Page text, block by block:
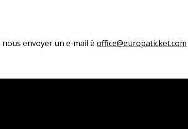
nous envoyer un e-mail àoffice@europaticket.com